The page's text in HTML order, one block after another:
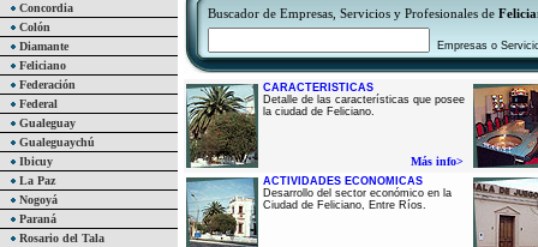
Concordia
Colón
Diamante
Feliciano
Federación
Federal
Gualeguay
Gualeguaychú
Ibicuy
La Paz
Nogoyá
Paraná
Rosario del Tala
Buscador de Empresas, Servicios y Profesionales de
Empresas o
CARACTERISTICAS
Detalle de las características que posee
la ciudad de Feliciano.
Más info>
ACTIVIDADES ECONOMICAS
Desarrollo del sector económico en la
Ciudad de Feliciano, Entre Ríos.